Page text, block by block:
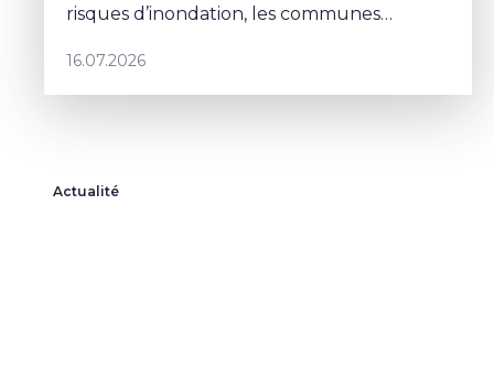
risques d’inondation, les communes
Schaerbeek, Deborah Lorenzino mise sur la
végétalisation et la participation cito
16.07.2026
Actualité